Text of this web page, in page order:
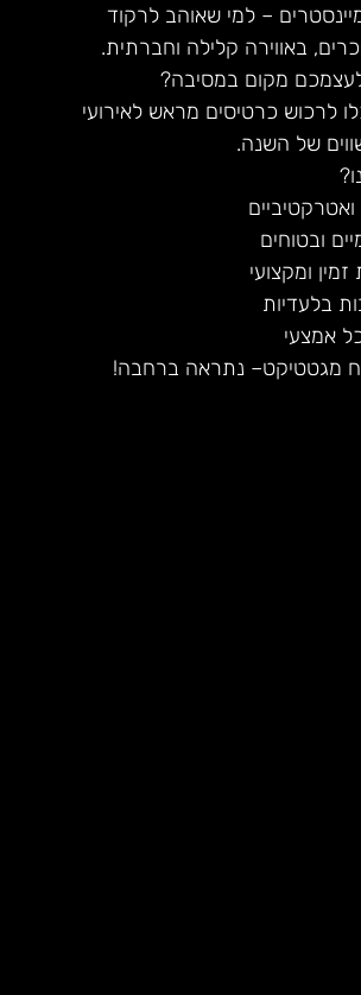
– למי שאוהב לרקוד
באווירה קלילה וחברתית.
מקום במסיבה?
לרכוש כרטיסים מראש לאירועי
של השנה.
ובטוחים
ומקצועי
בלעדיות
אמצעי
מגטטיקט– נתראה ברחבה!